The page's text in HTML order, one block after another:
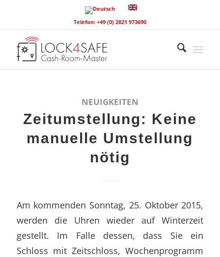
Telefon: +49 (0) 2821 973690
NEUIGKEITEN
Zeitumstellung: Keine
manuelle Umstellung
nötig
Am kommenden Sonntag, 25. Oktober 2015,
werden die Uhren wieder auf Winterzeit
gestellt. Im Falle dessen, dass Sie ein
Schloss mit Zeitschloss, Wochenprogramm